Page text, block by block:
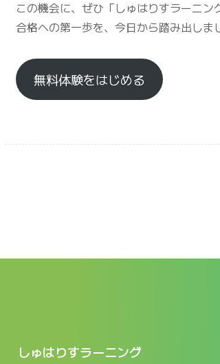
この機会に、ぜひ「しゅはりすラーニ
合格への第一歩を、今日から踏み出しま
無料体験をはじめる
しゅはりすラーニング